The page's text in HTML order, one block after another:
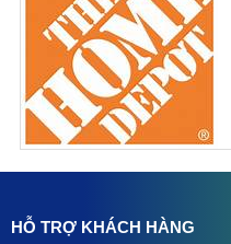
HỖ TRỢ KHÁCH HÀNG